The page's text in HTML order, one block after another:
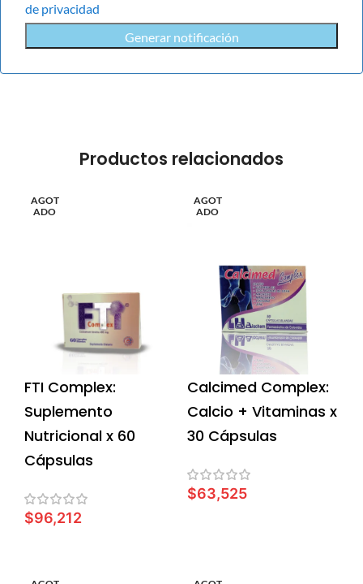
de privacidad
Generar notificación
Productos relacionados
AGOT
ADO
FTI Complex:
Suplemento
Nutricional x 60
Cápsulas
$96,212
AGOT
ADO
Calcimed Complex:
Calcio + Vitaminas x
30 Cápsulas
$63,525